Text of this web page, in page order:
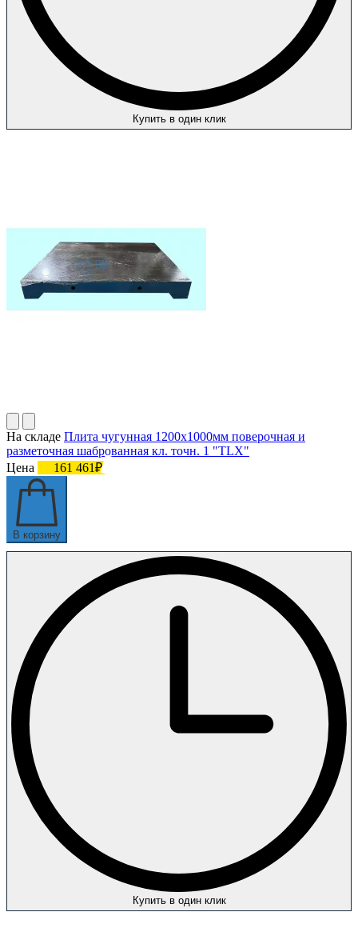
Купить в один клик
На складе Плита чугунная 1200х1000мм поверочная и
разметочная шаброванная кл. точн. 1 "TLX"
Цена
161 461₽
В корзину
Купить в один клик